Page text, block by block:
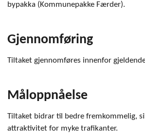
bypakka (Kommunepakke Færder).
Gjennomføring
Tiltaket gjennomføres innenfor
Måloppnåelse
Tiltaket bidrar til bedre fremkommelig,
attraktivitet for myke trafikanter.